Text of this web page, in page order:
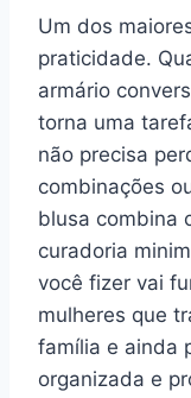
Um dos
praticidade.
armário
torna uma
não precisa
combinações
blusa combina
curadoria
você fizer vai
mulheres que
família e ainda
organizada e